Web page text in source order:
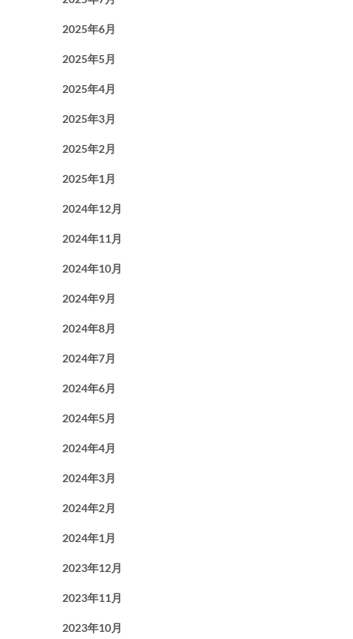
2025年6月
2025年5月
2025年4月
2025年3月
2025年2月
2025年1月
2024年12月
2024年11月
2024年10月
2024年9月
2024年8月
2024年7月
2024年6月
2024年5月
2024年4月
2024年3月
2024年2月
2024年1月
2023年12月
2023年11月
2023年10月